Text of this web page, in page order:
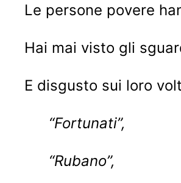
Le persone povere
Hai mai visto gli
E disgusto sui loro
“Fortunati”,
“Rubano”,